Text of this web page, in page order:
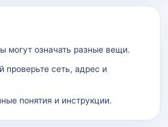
могут означать разные вещи.
проверьте сеть, адрес и
понятия и инструкции.